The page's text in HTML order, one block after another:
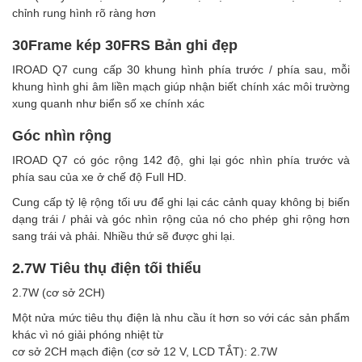
chỉnh rung hình rõ ràng hơn
30Frame kép 30FRS Bản ghi đẹp
IROAD Q7 cung cấp 30 khung hình phía trước / phía sau, mỗi
khung hình ghi âm liền mạch giúp nhận biết chính xác môi trường
xung quanh như biển số xe chính xác
Góc nhìn rộng
IROAD Q7 có góc rộng 142 độ, ghi lại góc nhìn phía trước và
phía sau của xe ở chế độ Full HD.
Cung cấp tỷ lệ rộng tối ưu để ghi lại các cảnh quay không bị biến
dạng trái / phải và góc nhìn rộng của nó cho phép ghi rộng hơn
sang trái và phải. Nhiều thứ sẽ được ghi lại.
2.7W Tiêu thụ điện tối thiểu
2.7W (cơ sở 2CH)
Một nửa mức tiêu thụ điện là nhu cầu ít hơn so với các sản phẩm
khác vì nó giải phóng nhiệt từ
cơ sở 2CH mạch điện (cơ sở 12 V, LCD TẮT): 2.7W